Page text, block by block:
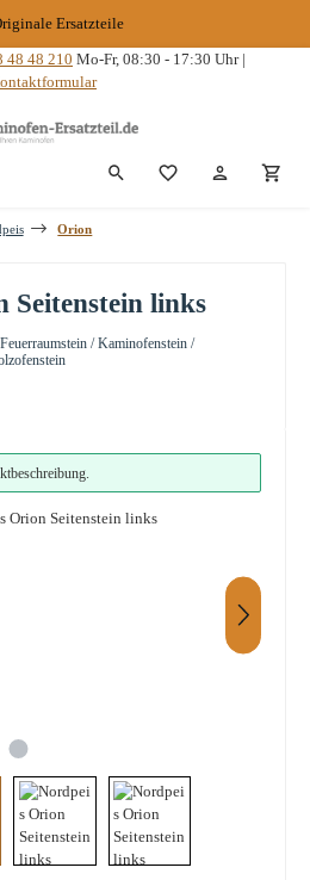
Ersatzteile
48 48 210 Mo-Fr, 08:30 - 17:30 Uhr |
Du hast 0
Orion
Seitenstein links
/ Kaminofenstein /